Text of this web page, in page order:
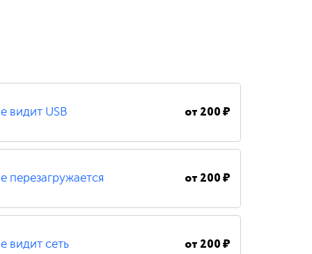
видит USB от 200 ₽
перезагружается от 200 ₽
видит сеть от 200 ₽